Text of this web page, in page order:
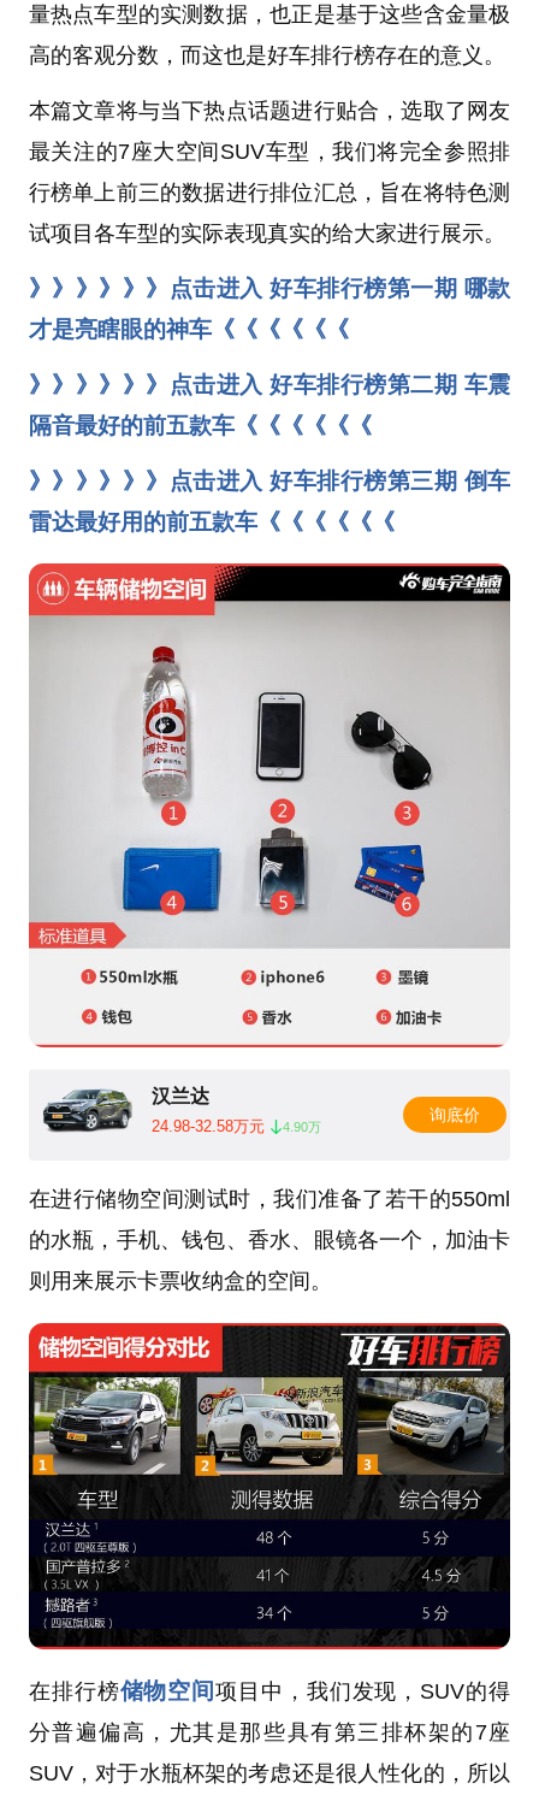
量热点车型的实测数据，也正是基于这些含金量极
高的客观分数，而这也是好车排行榜存在的意义。
本篇文章将与当下热点话题进行贴合，选取了网友
最关注的7座大空间SUV车型，我们将完全参照排
行榜单上前三的数据进行排位汇总，旨在将特色测
试项目各车型的实际表现真实的给大家进行展示。
》》》》》》点击进入 好车排行榜第一期 哪款
才是亮瞎眼的神车《《《《《《
》》》》》》点击进入 好车排行榜第二期 车震
隔音最好的前五款车《《《《《《
》》》》》》点击进入 好车排行榜第三期 倒车
雷达最好用的前五款车《《《《《《
汉兰达
24.98-32.58万元 4.90万
询底价
在进行储物空间测试时，我们准备了若干的550ml
的水瓶，手机、钱包、香水、眼镜各一个，加油卡
则用来展示卡票收纳盒的空间。
在排行榜储物空间项目中，我们发现，SUV的得
分普遍偏高，尤其是那些具有第三排杯架的7座
SUV，对于水瓶杯架的考虑还是很人性化的，所以